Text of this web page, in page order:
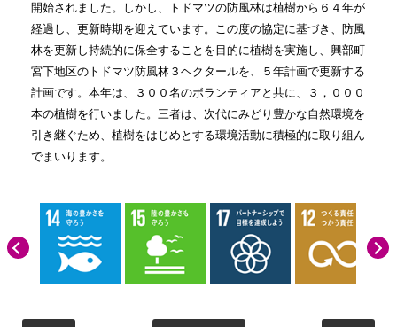
開始されました。しかし、トドマツの防風林は植樹から６４年が
経過し、更新時期を迎えています。この度の協定に基づき、防風
林を更新し持続的に保全することを目的に植樹を実施し、興部町
宮下地区のトドマツ防風林３ヘクタールを、５年計画で更新する
計画です。本年は、３００名のボランティアと共に、３，０００
本の植樹を行いました。三者は、次代にみどり豊かな自然環境を
引き継ぐため、植樹をはじめとする環境活動に積極的に取り組ん
でまいります。